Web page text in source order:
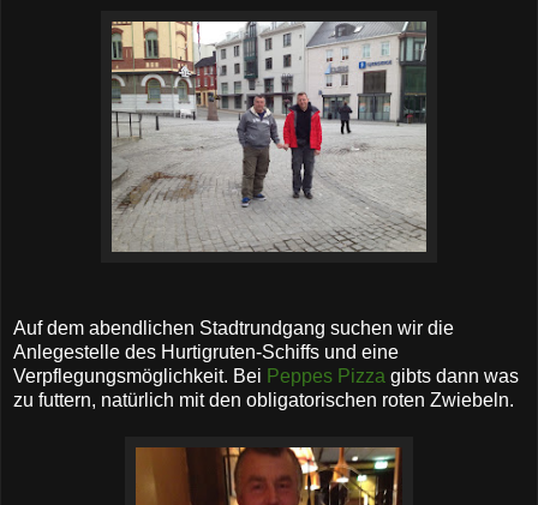
Auf dem abendlichen Stadtrundgang suchen wir die
Anlegestelle des Hurtigruten-Schiffs und eine
Verpflegungsmöglichkeit. Bei Peppes Pizza gibts dann was
zu futtern, natürlich mit den obligatorischen roten Zwiebeln.